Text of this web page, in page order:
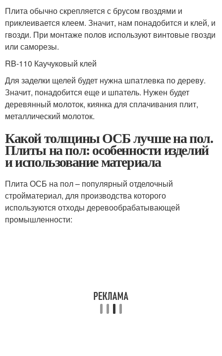
Плита обычно скрепляется с брусом гвоздями и
приклеивается клеем. Значит, нам понадобится и клей, и
гвозди. При монтаже полов используют винтовые гвозди
или саморезы.
RB-110 Каучуковый клей
Для заделки щелей будет нужна шпатлевка по дереву.
Значит, понадобится еще и шпатель. Нужен будет
деревянный молоток, киянка для сплачивания плит,
металлический молоток.
Какой толщины ОСБ лучше на пол.
Плиты на пол: особенности изделий
и использование материала
Плита ОСБ на пол – популярный отделочный
стройматериал, для производства которого
используются отходы деревообрабатывающей
промышленности: